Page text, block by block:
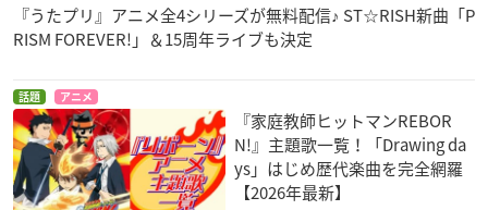
『うたプリ』アニメ全4シリーズが無料配信♪ ST☆RISH新曲「P
RISM FOREVER!」＆15周年ライブも決定
話題 アニメ
『家庭教師ヒットマンREBOR
N!』主題歌一覧！「Drawing da
ys」はじめ歴代楽曲を完全網羅
【2026年最新】